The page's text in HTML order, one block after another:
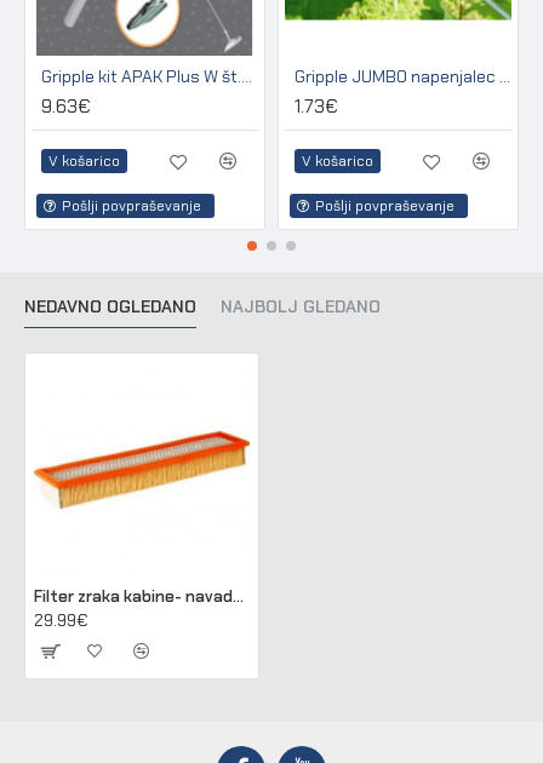
Gripple kit APAK Plus W št.3 za sidranje lesenih in betonskih stebrov
9.63€
V košarico
Pošlji povpraševanje
Gripple JUMBO napenjalec za žico 2,50 - 3,15 mm (pakir. 20 kos)
1.73€
V košarico
Pošlji povpraševanje
NEDAVNO OGLEDANO NAJBOLJ GLEDANO
Filter zraka kabine- navadni CX, MC, MTX (248124A2)
29.99€